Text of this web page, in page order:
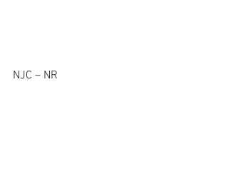
NJC – NR